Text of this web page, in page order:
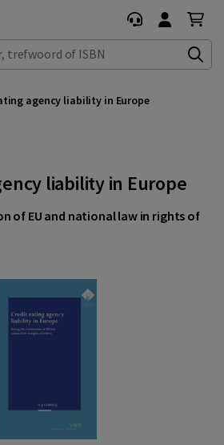
of ISBN
agency liability in Europe
liability in Europe
of EU and national law in rights of